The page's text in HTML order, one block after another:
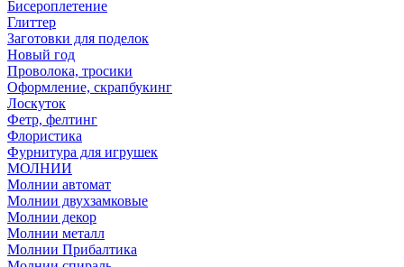
Бисероплетение
Глиттер
Заготовки для поделок
Новый год
Проволока, тросики
Оформление, скрапбукинг
Лоскуток
Фетр, фелтинг
Флористика
Фурнитура для игрушек
МОЛНИИ
Молнии автомат
Молнии двухзамковые
Молнии декор
Молнии металл
Молнии Прибалтика